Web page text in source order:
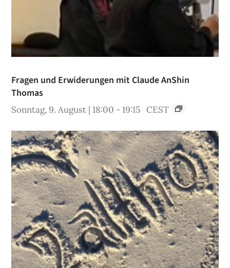
Fragen und Erwiderungen mit Claude AnShin
Thomas
Sonntag, 9. August | 18:00 -19:15 CEST